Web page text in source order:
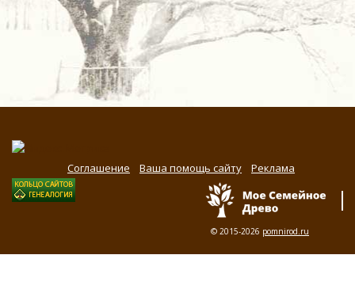
Соглашение Ваша помощь сайту Реклама
© 2015-2026 pomnirod.ru